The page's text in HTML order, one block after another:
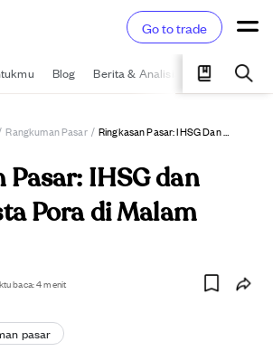
Go to trade
Blog Berita & Analisis Pelajari
Rangkuman Pasar / Ringkasan Pasar: IHSG Dan Kripto Pesta Pora Di Malam Natal
Pasar: IHSG dan
Pora di Malam
baca: 4 menit
pasar